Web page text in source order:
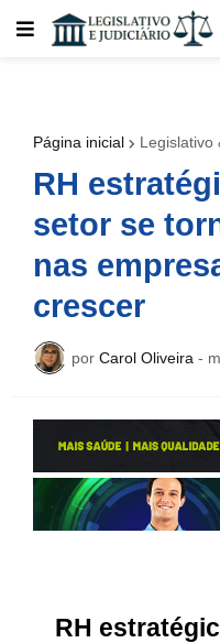
Página inicial Legislativo
RH
setor se
nas
crescer
por Carol Oliveira -
RH